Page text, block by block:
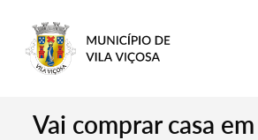
Vai comprar casa